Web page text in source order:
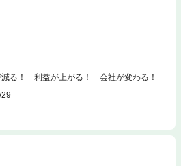
減る！ 利益が上がる！ 会社が変わる！